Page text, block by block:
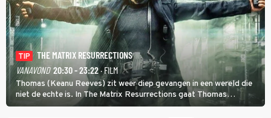
TIP
THE MATRIX RESURRECTIONS
VANAVOND 20:30 - 23:22· FILM
Thomas (Keanu Reeves) zit weer diep gevangen in een wereld die
niet de echte is. In The Matrix Resurrections gaat Thomas
proberen uit deze schijnwereld te ontsnappen.